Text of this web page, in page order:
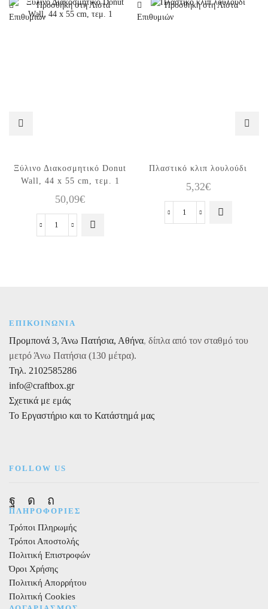
Προσθήκη στη Λίστα
Επιθυμιών
Ξύλινο Διακοσμητικό Donut
Wall, 44 x 55 cm, τεμ. 1
50,09€
Ξύλινο
cm,
1
ποσότητα
Προσθήκη στη Λίστα
Επιθυμιών
Πλαστικό κλιπ λουλούδι
5,32€
Πλαστικό
ΕΠΙΚΟΙΝΩΝΙΑ
Προμπονά 3, Άνω Πατήσια, Αθήνα, δίπλα από τον σταθμό του
μετρό Άνω Πατήσια (130 μέτρα).
Τηλ. 2102585286
info@craftbox.gr
Σχετικά με εμάς
Το Εργαστήριο και το Κατάστημά μας
FOLLOW US
Facebook
Instagram
Pinterest
ΠΛΗΡΟΦΟΡΙΕΣ
Τρόποι Πληρωμής
Τρόποι Αποστολής
Πολιτική Επιστροφών
Όροι Χρήσης
Πολιτική Απορρήτου
Πολιτική Cookies